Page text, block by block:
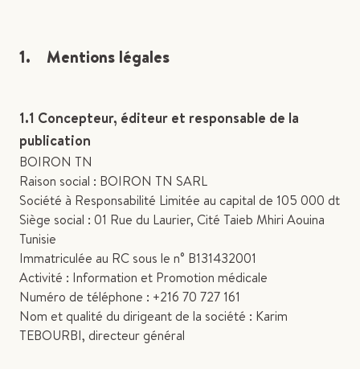
1. Mentions légales
1.1 Concepteur, éditeur et responsable de la
publication
BOIRON TN
Raison social : BOIRON TN SARL
Société à Responsabilité Limitée au capital de 105 000 dt
Siège social : 01 Rue du Laurier, Cité Taieb Mhiri Aouina
Tunisie
Immatriculée au RC sous le n° B131432001
Activité : Information et Promotion médicale
Numéro de téléphone : +216 70 727 161
Nom et qualité du dirigeant de la société : Karim
TEBOURBI, directeur général